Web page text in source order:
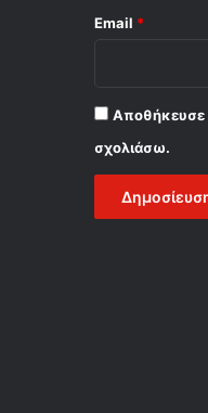
Email *
Αποθήκευσε
σχολιάσω.